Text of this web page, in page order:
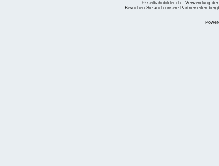
© seilbahnbilder.ch - Verwendung
Besuchen Sie auch unsere Partnerseiten